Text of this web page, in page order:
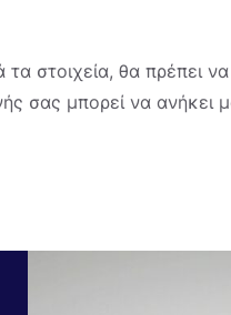
στοιχεία, θα πρέπει
σας μπορεί να ανήκει